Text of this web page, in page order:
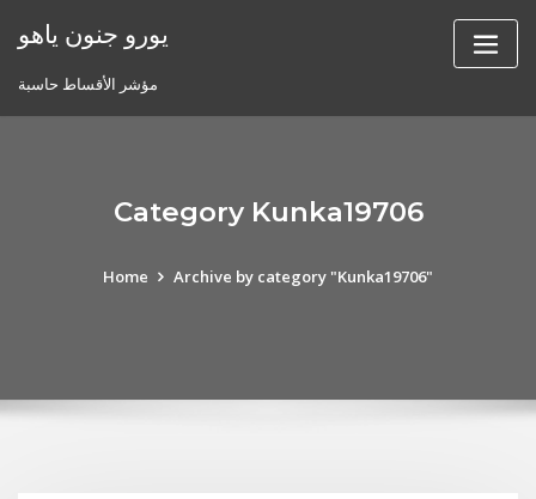
يورو جنون ياهو
مؤشر الأقساط حاسبة
Category Kunka19706
Home Archive by category "Kunka19706"